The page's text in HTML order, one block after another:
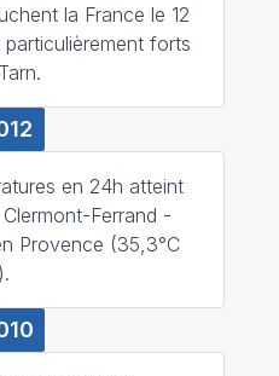
la France le 12
forts
en 24h atteint
Ferrand -
Provence (35,3°C